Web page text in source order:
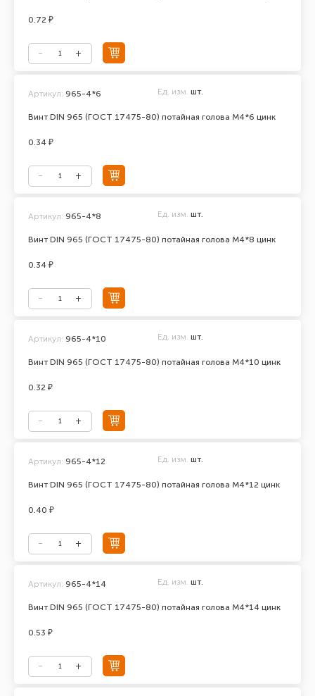
0.72 ₽
Винт DIN 965 (ГОСТ 17475-80) потайная голова М4*6 цинк
Артикул: 965-4*6 Ед. изм. шт.
0.34 ₽
Винт DIN 965 (ГОСТ 17475-80) потайная голова М4*8 цинк
Артикул: 965-4*8 Ед. изм. шт.
0.34 ₽
Винт DIN 965 (ГОСТ 17475-80) потайная голова М4*10 цинк
Артикул: 965-4*10 Ед. изм. шт.
0.32 ₽
Винт DIN 965 (ГОСТ 17475-80) потайная голова М4*12 цинк
Артикул: 965-4*12 Ед. изм. шт.
0.40 ₽
Винт DIN 965 (ГОСТ 17475-80) потайная голова М4*14 цинк
Артикул: 965-4*14 Ед. изм. шт.
0.53 ₽